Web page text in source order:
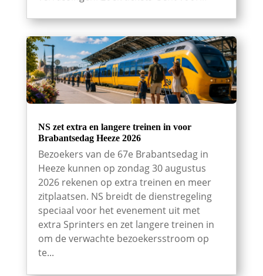
NS zet extra en langere treinen in voor
Brabantsedag Heeze 2026
Bezoekers van de 67e Brabantsedag in
Heeze kunnen op zondag 30 augustus
2026 rekenen op extra treinen en meer
zitplaatsen. NS breidt de dienstregeling
speciaal voor het evenement uit met
extra Sprinters en zet langere treinen in
om de verwachte bezoekersstroom op
te...